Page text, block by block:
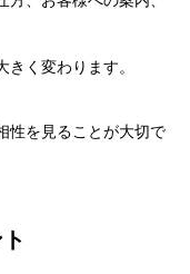
く変わります。
性を見ることが大切で